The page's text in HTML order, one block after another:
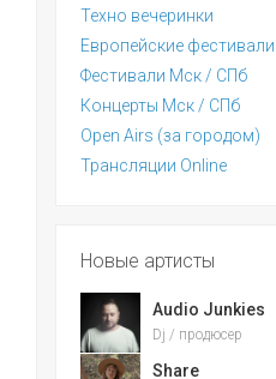
Техно вечеринки
Европейские фестивали
Фестивали Мск / СПб
Концерты Мск / СПб
Open Airs (за городом)
Трансляции Online
Новые артисты
Audio Junkies
Dj / продюсер
Share